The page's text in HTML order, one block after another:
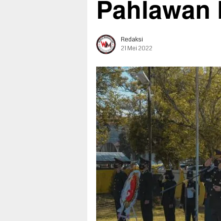
Redaksi
21 Mei 2022